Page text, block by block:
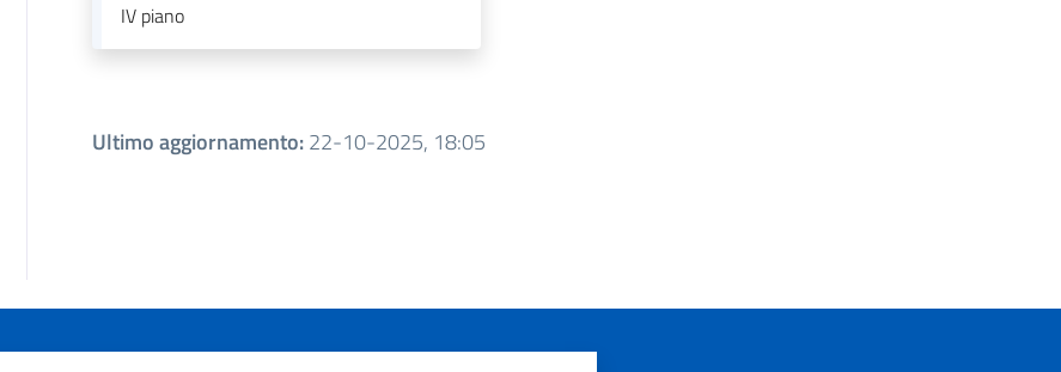
IV piano
Ultimo aggiornamento:22-10-2025, 18:05